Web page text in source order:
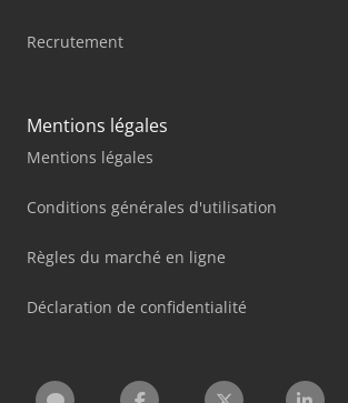
Recrutement
Mentions légales
Mentions légales
Conditions générales d'utilisation
Règles du marché en ligne
Déclaration de confidentialité